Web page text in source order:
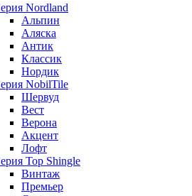
Nordland
Альпин
Аляска
Антик
Классик
Нордик
NobilTile
Шервуд
Вест
Верона
Акцент
Лофт
Top Shingle
Винтаж
Премьер